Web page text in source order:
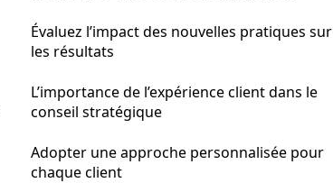
Évaluez l’impact des nouvelles pratiques sur
les résultats
L’importance de l’expérience client dans le
conseil stratégique
Adopter une approche personnalisée pour
chaque client